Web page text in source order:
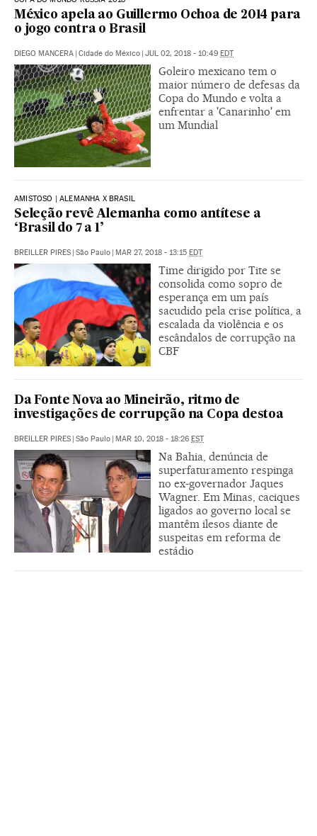
México apela ao Guillermo Ochoa de 2014 para
o jogo contra o Brasil
DIEGO MANCERA Cidade do México JUL 02, 2018 - 10:49 EDT
Goleiro mexicano tem o
maior número de defesas da
Copa do Mundo e volta a
enfrentar a 'Canarinho' em
um Mundial
AMISTOSO | ALEMANHA X BRASIL
Seleção revê Alemanha como antítese a
‘Brasil do 7 a 1’
BREILLER PIRES São Paulo MAR 27, 2018 - 13:15 EDT
Time dirigido por Tite se
consolida como sopro de
esperança em um país
sacudido pela crise política, a
escalada da violência e os
escândalos de corrupção na
CBF
Da Fonte Nova ao Mineirão, ritmo de
investigações de corrupção na Copa destoa
BREILLER PIRES | São Paulo | MAR 10, 2018 - 18:26 EST
Na Bahia, denúncia de
superfaturamento respinga
no ex-governador Jaques
Wagner. Em Minas, caciques
ligados ao governo local se
mantêm ilesos diante de
suspeitas em reforma de
estádio